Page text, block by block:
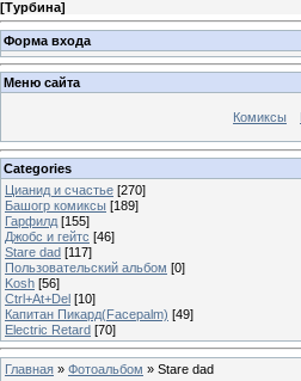
[Турбина]
Форма входа
Меню сайта
Комиксы
Categories
Цианид и счастье [270]
Башогр комиксы [189]
Гарфилд [155]
Джобс и гейтс [46]
Stare dad [117]
Пользовательский альбом [0]
Kosh [56]
Ctrl+At+Del [10]
Капитан Пикард(Facepalm) [49]
Electric Retard [70]
Главная » Фотоальбом » Stare dad